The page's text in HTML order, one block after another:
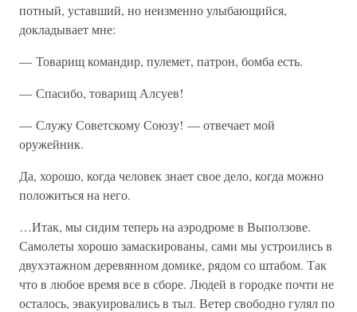
потный, уставший, но неизменно улыбающийся,
докладывает мне:
— Товарищ командир, пулемет, патрон, бомба есть.
— Спасибо, товарищ Алсуев!
— Служу Советскому Союзу! — отвечает мой
оружейник.
Да, хорошо, когда человек знает свое дело, когда можно
положиться на него.
…Итак, мы сидим теперь на аэродроме в Выползове.
Самолеты хорошо замаскированы, сами мы устроились в
двухэтажном деревянном домике, рядом со штабом. Так
что в любое время все в сборе. Людей в городке почти не
осталось, эвакуировались в тыл. Ветер свободно гулял по